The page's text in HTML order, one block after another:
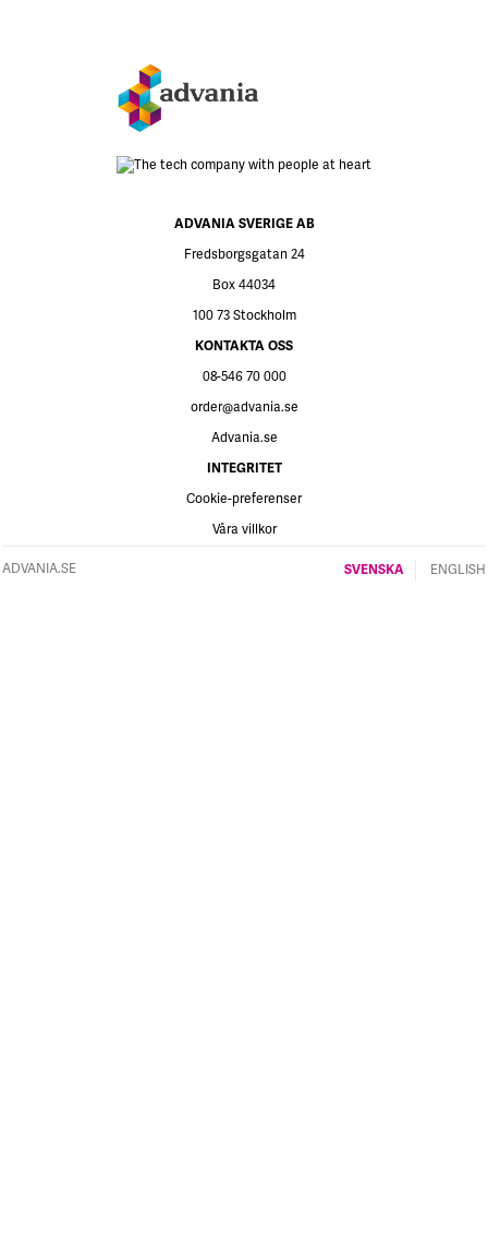
ADVANIA SVERIGE AB
Fredsborgsgatan 24
Box 44034
100 73 Stockholm
KONTAKTA OSS
08-546 70 000
order@advania.se
Advania.se
INTEGRITET
Cookie-preferenser
Våra villkor
ADVANIA.SE SVENSKA ENGLISH